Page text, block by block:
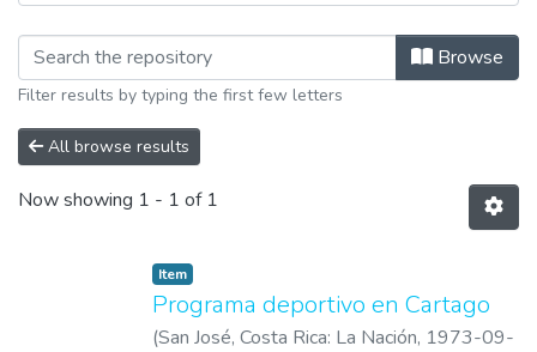
Browsing Noticia by Author Browse
Filter results by typing the first few letters
All browse results
Now showing 1 - 1 of 1
Item
Programa deportivo en Cartago
(San José, Costa Rica: La Nación, 1973-09-